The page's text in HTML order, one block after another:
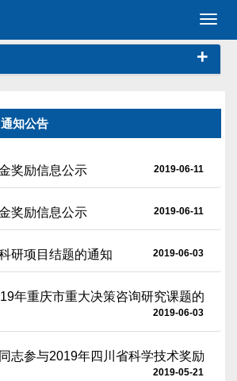
切
+
知公告
奖励信息公示 2019-06-11
奖励信息公示 2019-06-11
研项目结题的通知 2019-06-03
年重庆市重大决策咨询研究课题的
2019-06-03
志参与2019年四川省科学技术奖励
2019-05-21